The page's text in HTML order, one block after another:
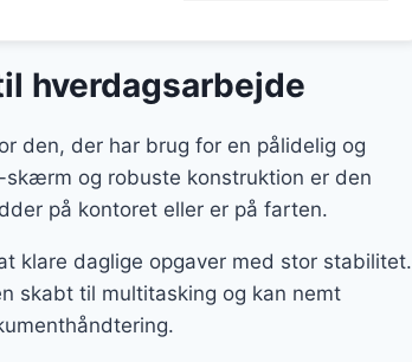
hverdagsarbejde
den, der har brug for en pålidelig og
og robuste konstruktion er den
på kontoret eller er på farten.
klare daglige opgaver med stor stabilitet.
skabt til multitasking og kan nemt